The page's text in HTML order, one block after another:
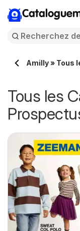
Amilly » Tous
Tous les